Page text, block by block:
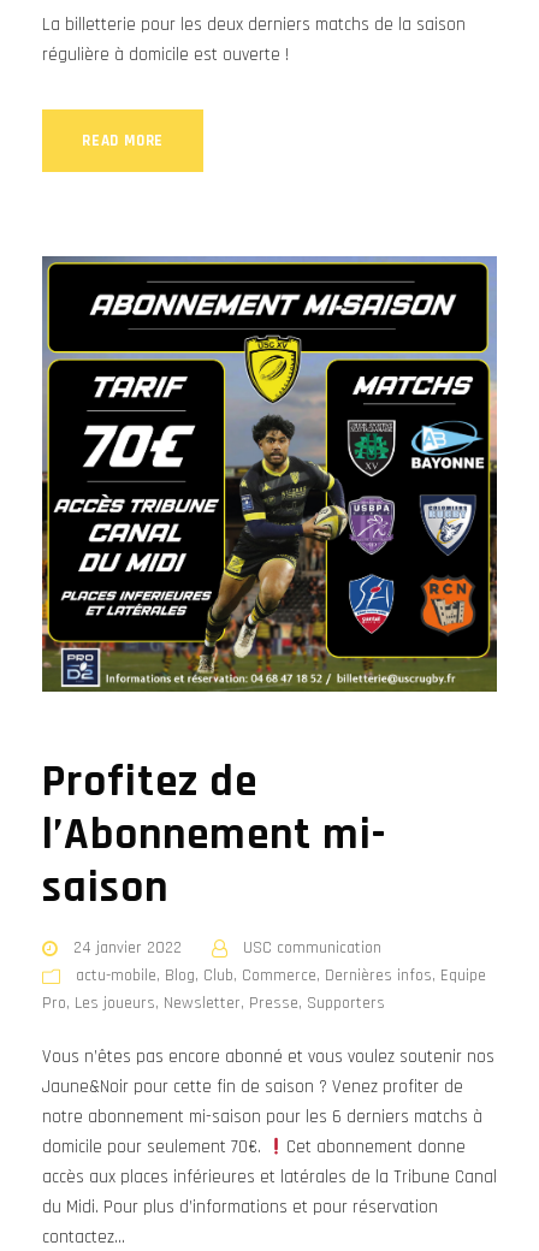
La billetterie pour les deux derniers matchs de la saison
régulière à domicile est ouverte !
READ MORE
Profitez de
l’Abonnement mi-
saison
24 janvier 2022
USC communication
actu-mobile, Blog, Club, Commerce, Dernières infos, Equipe
Pro, Les joueurs, Newsletter, Presse, Supporters
Vous n’êtes pas encore abonné et vous voulez soutenir nos
Jaune&Noir pour cette fin de saison ? Venez profiter de
notre abonnement mi-saison pour les 6 derniers matchs à
domicile pour seulement 70€.
Cet abonnement donne
accès aux places inférieures et latérales de la Tribune Canal
du Midi. Pour plus d’informations et pour réservation
contactez...